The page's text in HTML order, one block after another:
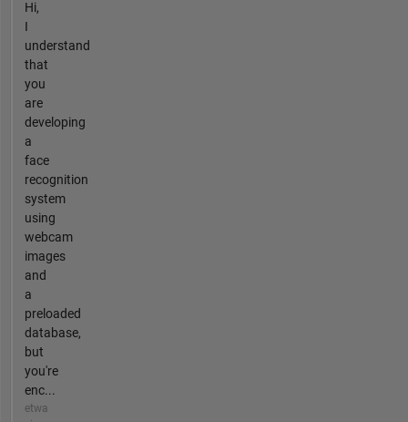
Hi,
I
understand
that
you
are
developing
a
face
recognition
system
using
webcam
images
and
a
preloaded
database,
but
you're
enc...
etwa